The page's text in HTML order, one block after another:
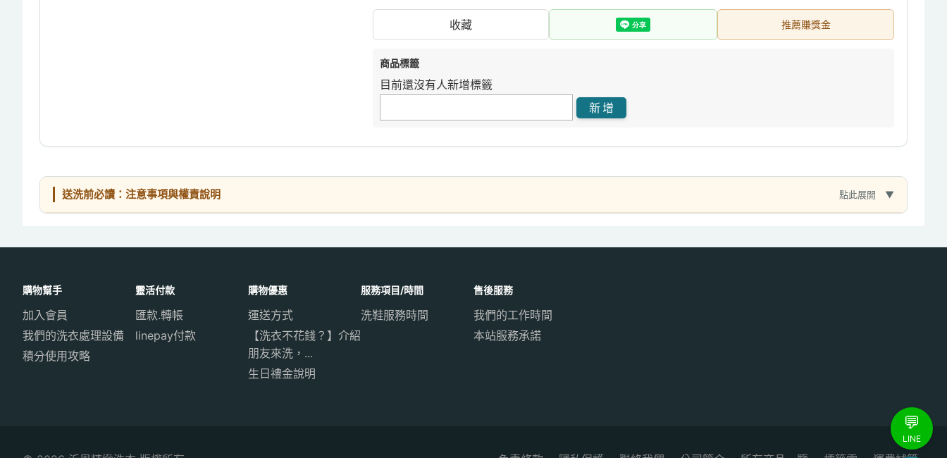
收藏 推薦賺獎金
商品標籤
目前還沒有人新增標籤
送洗前必讀：注意事項與權責說明 點此展開
購物幫手
加入會員
我們的洗衣處理設備
積分使用攻略
靈活付款
匯款.轉帳
linepay付款
購物優惠
運送方式
【洗衣不花錢？】介紹
朋友來洗，...
生日禮金說明
服務項目/時間
洗鞋服務時間
售後服務
我們的工作時間
本站服務承諾
💬
LINE